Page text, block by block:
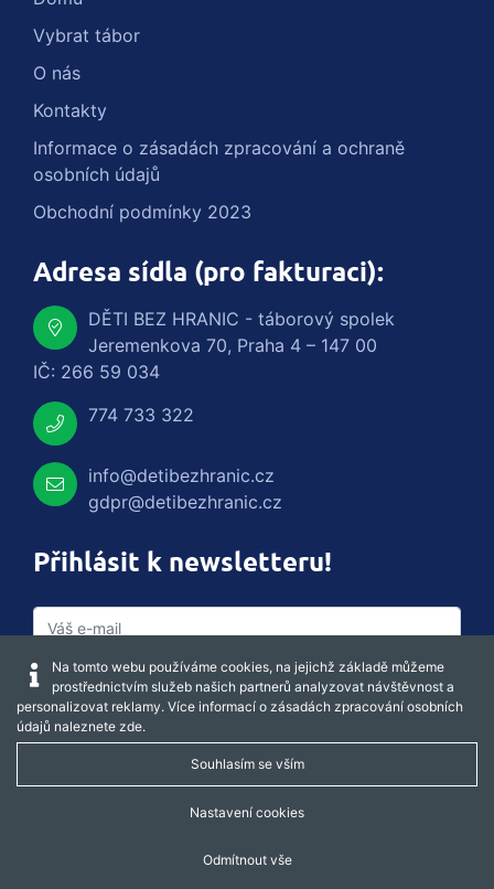
Vybrat tábor
O nás
Kontakty
Informace o zásadách zpracování a ochraně
osobních údajů
Obchodní podmínky 2023
Adresa sídla (pro fakturaci):
DĚTI BEZ HRANIC - táborový spolek
Jeremenkova 70, Praha 4 – 147 00
IČ: 266 59 034
774 733 322
info@detibezhranic.cz
gdpr@detibezhranic.cz
Přihlásit k newsletteru!
Captcha obnovit
Na tomto webu používáme cookies, na jejichž základě můžeme
prostřednictvím služeb našich partnerů analyzovat návštěvnost a
personalizovat reklamy. Více informací o zásadách zpracování osobních
údajů naleznete zde.
Souhlasím se vším
Nastavení cookies
Odmítnout vše